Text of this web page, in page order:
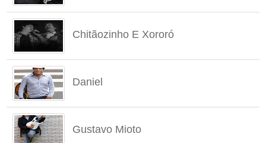
Chitãozinho E Xororó
Daniel
Gustavo Mioto